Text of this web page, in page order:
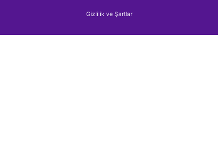
Gizlilik ve Şartlar